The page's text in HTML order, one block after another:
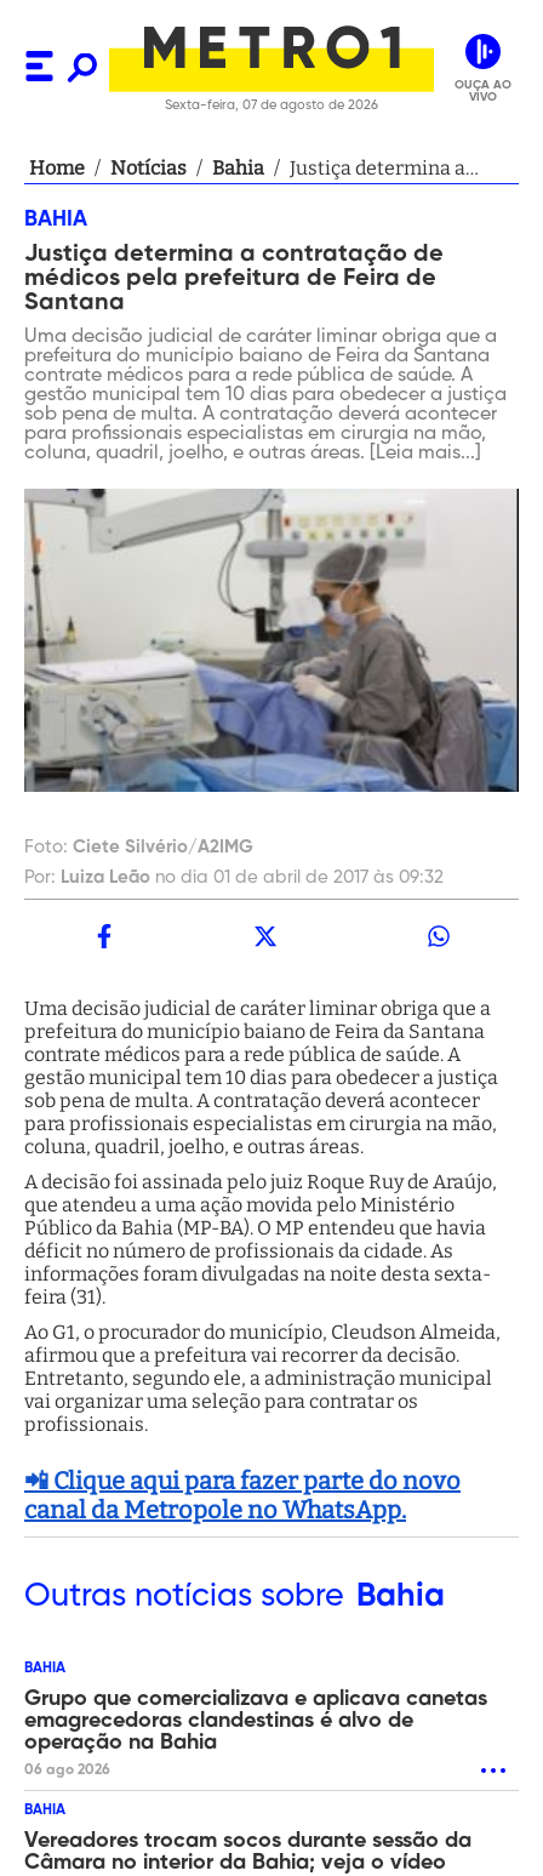
Sexta-feira, 07 de agosto de 2026
OUÇA AO
VIVO
Home / Notícias / Bahia / Justiça determina a
de Santana
BAHIA
Justiça determina a contratação de
médicos pela prefeitura de Feira de
Santana
Uma decisão judicial de caráter liminar obriga que a
prefeitura do município baiano de Feira da Santana
contrate médicos para a rede pública de saúde. A
gestão municipal tem 10 dias para obedecer a justiça
sob pena de multa. A contratação deverá acontecer
para profissionais especialistas em cirurgia na mão,
coluna, quadril, joelho, e outras áreas. [Leia mais...]
Foto: Ciete Silvério/A2IMG
Por: Luiza Leão no dia 01 de abril de 2017 às 09:32
Uma decisão judicial de caráter liminar obriga que a
prefeitura do município baiano de Feira da Santana
contrate médicos para a rede pública de saúde. A
gestão municipal tem 10 dias para obedecer a justiça
sob pena de multa. A contratação deverá acontecer
para profissionais especialistas em cirurgia na mão,
coluna, quadril, joelho, e outras áreas.
A decisão foi assinada pelo juiz Roque Ruy de Araújo,
que atendeu a uma ação movida pelo Ministério
Público da Bahia (MP-BA). O MP entendeu que havia
déficit no número de profissionais da cidade. As
informações foram divulgadas na noite desta sexta-
feira (31).
Ao G1, o procurador do município, Cleudson Almeida,
afirmou que a prefeitura vai recorrer da decisão.
Entretanto, segundo ele, a administração municipal
vai organizar uma seleção para contratar os
profissionais.
📲 Clique aqui para fazer parte do novo
canal da Metropole no WhatsApp.
Outras notícias sobre Bahia
BAHIA
Grupo que comercializava e aplicava canetas
emagrecedoras clandestinas é alvo de
operação na Bahia
06 ago 2026
BAHIA
Vereadores trocam socos durante sessão da
Câmara no interior da Bahia; veja o vídeo